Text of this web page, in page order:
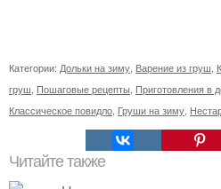
Категории: Дольки на зиму Варение из груш
груш Пошаговые рецепты Приготовления в
Классическое повидло Груши на зиму
Читайте также